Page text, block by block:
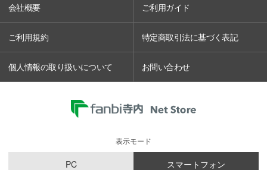
会社概要 ご利用ガイド
ご利用規約 特定商取引法に基づく表記
個人情報の取り扱いについて お問い合わせ
表示モード
PC スマートフォン